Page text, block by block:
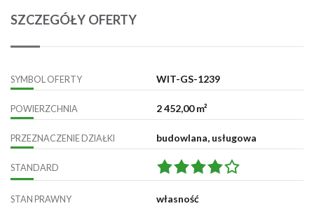
SZCZEGÓŁY OFERTY
SYMBOL OFERTY WIT-GS-1239
POWIERZCHNIA 2 452,00 m²
PRZEZNACZENIE DZIAŁKI budowlana, usługowa
STANDARD
STAN PRAWNY własność